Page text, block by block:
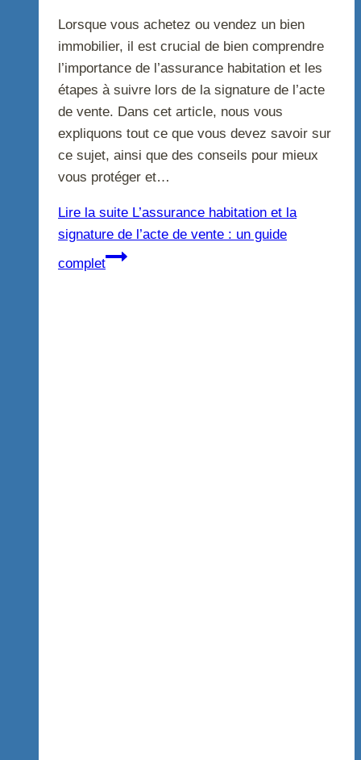
Lorsque vous achetez ou vendez un bien
immobilier, il est crucial de bien comprendre
l’importance de l’assurance habitation et les
étapes à suivre lors de la signature de l’acte
de vente. Dans cet article, nous vous
expliquons tout ce que vous devez savoir sur
ce sujet, ainsi que des conseils pour mieux
vous protéger et…
Lire la suite L’assurance habitation et la
signature de l’acte de vente : un guide
complet